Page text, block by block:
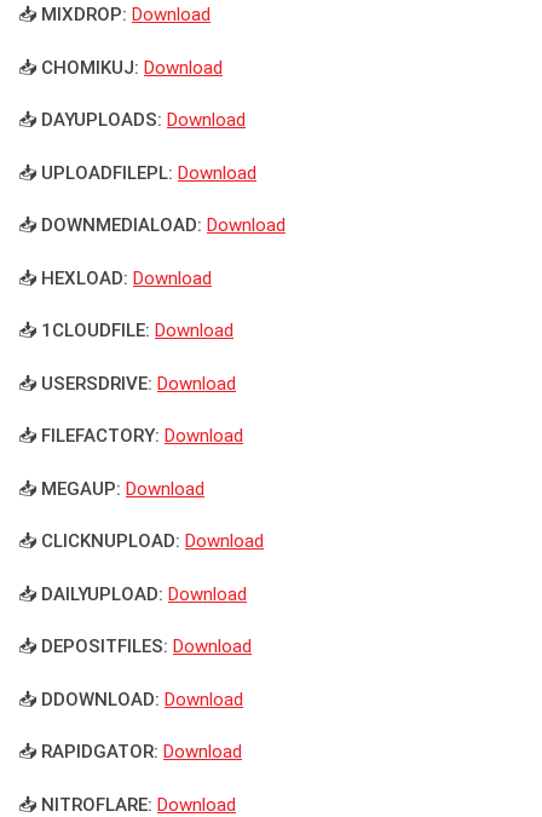
📥 MIXDROP: Download
📥 CHOMIKUJ: Download
📥 DAYUPLOADS: Download
📥 UPLOADFILEPL: Download
📥 DOWNMEDIALOAD: Download
📥 HEXLOAD: Download
📥 1CLOUDFILE: Download
📥 USERSDRIVE: Download
📥 FILEFACTORY: Download
📥 MEGAUP: Download
📥 CLICKNUPLOAD: Download
📥 DAILYUPLOAD: Download
📥 DEPOSITFILES: Download
📥 DDOWNLOAD: Download
📥 RAPIDGATOR: Download
📥 NITROFLARE: Download